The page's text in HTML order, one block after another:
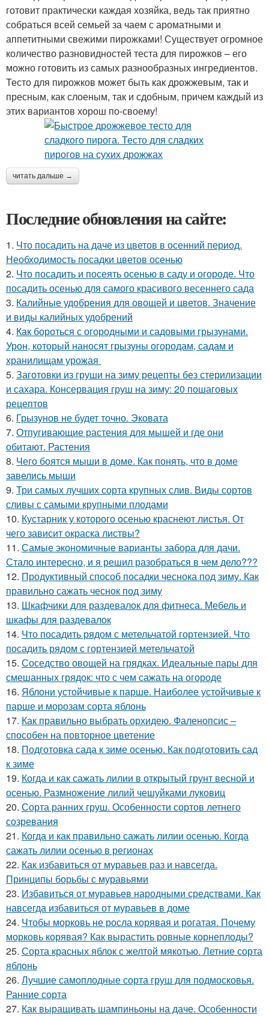
готовит практически каждая хозяйка, ведь так приятно
собраться всей семьей за чаем с ароматными и
аппетитными свежими пирожками! Существует огромное
количество разновидностей теста для пирожков – его
можно готовить из самых разнообразных ингредиентов.
Тесто для пирожков может быть как дрожжевым, так и
пресным, как слоеным, так и сдобным, причем каждый из
этих вариантов хорош по-своему!
читать дальше →
Последние обновления на сайте:
1. Что посадить на даче из цветов в осенний период.
Необходимость посадки цветов осенью
2. Что посадить и посеять осенью в саду и огороде. Что
посадить осенью для самого красивого весеннего сада
3. Калийные удобрения для овощей и цветов. Значение
и виды калийных удобрений
4. Как бороться с огородными и садовыми грызунами.
Урон, который наносят грызуны огородам, садам и
хранилищам урожая
5. Заготовки из груши на зиму рецепты без стерилизации
и сахара. Консервация груш на зиму: 20 пошаговых
рецептов
6. Грызунов не будет точно. Эковата
7. Отпугивающие растения для мышей и где они
обитают. Растения
8. Чего боятся мыши в доме. Как понять, что в доме
завелись мыши
9. Три самых лучших сорта крупных слив. Виды сортов
сливы с самыми крупными плодами
10. Кустарник у которого осенью краснеют листья. От
чего зависит окраска листвы?
11. Самые экономичные варианты забора для дачи.
Стало интересно, и я решил разобраться в чем дело???
12. Продуктивный способ посадки чеснока под зиму. Как
правильно сажать чеснок под зиму
13. Шкафчики для раздевалок для фитнеса. Мебель и
шкафы для раздевалок
14. Что посадить рядом с метельчатой гортензией. Что
посадить рядом с гортензией метельчатой
15. Соседство овощей на грядках. Идеальные пары для
смешанных грядок: что с чем сажать на огороде
16. Яблони устойчивые к парше. Наиболее устойчивые к
парше и морозам сорта яблонь
17. Как правильно выбрать орхидею. Фаленопсис –
способен на повторное цветение
18. Подготовка сада к зиме осенью. Как подготовить сад
к зиме
19. Когда и как сажать лилии в открытый грунт весной и
осенью. Размножение лилий чешуйками луковиц
20. Сорта ранних груш. Особенности сортов летнего
созревания
21. Когда и как правильно сажать лилии осенью. Когда
сажать лилии осенью в регионах
22. Как избавиться от муравьев раз и навсегда.
Принципы борьбы с муравьями
23. Избавиться от муравьев народными средствами. Как
навсегда избавиться от муравьев в доме
24. Чтобы морковь не росла корявая и рогатая. Почему
морковь корявая? Как вырастить ровные корнеплоды?
25. Сорта красных яблок с желтой мякотью. Летние сорта
яблонь
26. Лучшие самоплодные сорта груш для подмосковья.
Ранние сорта
27. Как выращивать шампиньоны на даче. Особенности